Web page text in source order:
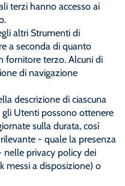
terzi hanno accesso ai
altri Strumenti di
a seconda di quanto
fornitore terzo. Alcuni di
di navigazione
descrizione di ciascuna
gli Utenti possono ottenere
sulla durata, così
- quale la presenza
nelle privacy policy dei
messi a disposizione) o